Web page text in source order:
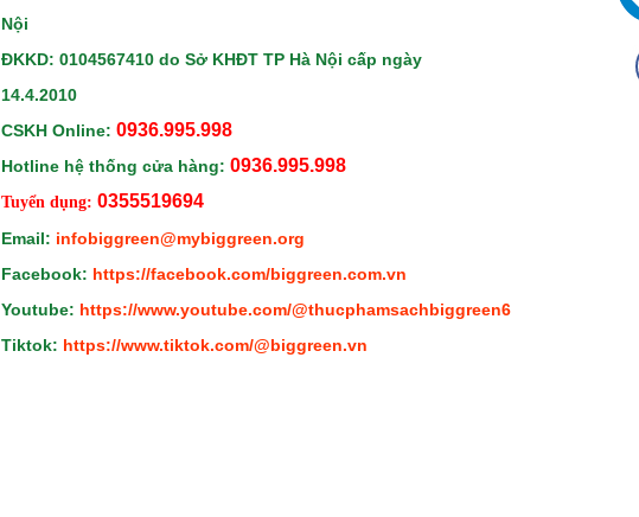
Nội
ĐKKD: 0104567410 do Sở KHĐT TP Hà Nội cấp ngày
14.4.2010
CSKH Online: 0936.995.998
Hotline hệ thống cửa hàng: 0936.995.998
Tuyển dụng: 0355519694
Email: infobiggreen@mybiggreen.org
Facebook: https://facebook.com/biggreen.com.vn
Youtube: https://www.youtube.com/@thucphamsachbiggreen6950
Tiktok: https://www.tiktok.com/@biggreen.vn